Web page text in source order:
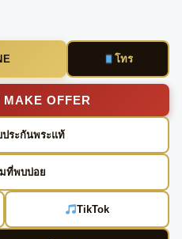
โทร
OFFER
ประกันพระแท้
ที่พบบ่อย
TikTok